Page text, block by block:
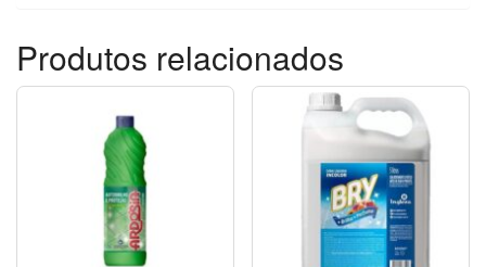
Produtos relacionados